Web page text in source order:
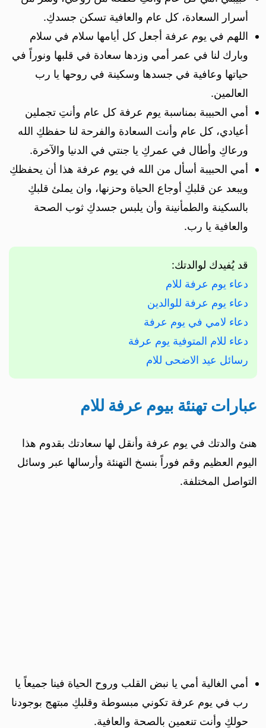
أسرار السعادة، كل عام والعافية تسكن جسدكِ.
اللهم في يوم عرفة أجعل كل أيامها سلام في سلام
وبارك لنا في عمر أمي وزدها سعادة في قلبها ونوراً في
حياتها وعافية في جسدها وسكينة في روحها يا رب
العالمين.
أمي الحبيبة بمناسبة يوم عرفة كل عام وأنتِ تجملين
أعيادي، كل عام وأنت السعادة والفرحة لنا حفظكِ الله
ورعاكِ وأطال في عمركِ يا جنتي في الدنيا والآخرة.
أمي الحبيبة أسأل من الله في يوم عرفة هذا أن يحفظكِ
ويبعد عن قلبكِ أوجاع الحياة وحزنها، وان يملئ قلبكِ
بالسكينة والطمأنينة وأن يلبس جسدكِ ثوب الصحة
والعافية يا رب.
قد يُفيدك لوالدتك:
دعاء يوم عرفة للام
دعاء يوم عرفة للوالدين
دعاء لامي في يوم عرفة
دعاء للام المتوفية يوم عرفة
رسائل عيد الاضحى للام
عبارات تهنئة بيوم عرفة للام
هنئ والدتك في يوم عرفة وأنقل لها سعادتك بقدوم هذا
اليوم العظيم وقم فوراً بنسخ التهنئة وأرسالها عبر وسائل
التواصل المختلفة.
أمي الغالية أمي يا نبض القلب وروح الحياة فينا جميعاً يا
رب في يوم عرفة تكوني مبسوطة وقلبكِ مبتهج بوجودنا
حولكِ وأنت تنعمين بالصحة والعافية.